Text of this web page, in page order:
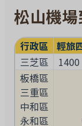
松山機
行政區 輕旅
三芝區
1400
板橋區
三重區
中和區
永和區